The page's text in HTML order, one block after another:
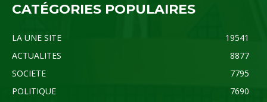
CATÉGORIES POPULAIRES
LA UNE SITE
19541
ACTUALITES
8877
SOCIETE
7795
POLITIQUE
7690